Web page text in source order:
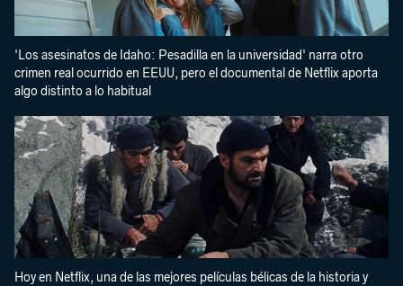
'Los asesinatos de Idaho: Pesadilla en la universidad' narra otro
crimen real ocurrido en EEUU, pero el documental de Netflix aporta
algo distinto a lo habitual
Hoy en Netflix, una de las mejores películas bélicas de la historia y